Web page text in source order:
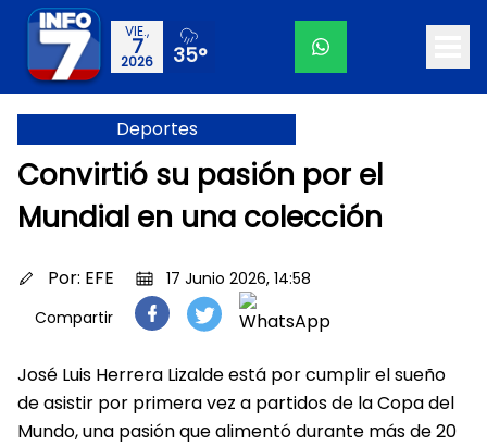
VIE.,
7
2026 35°
Deportes
Convirtió su pasión por el
Mundial en una colección
Por: EFE
17 Junio 2026, 14:58
Compartir
José Luis Herrera Lizalde está por cumplir el sueño
de asistir por primera vez a partidos de la Copa del
Mundo, una pasión que alimentó durante más de 20